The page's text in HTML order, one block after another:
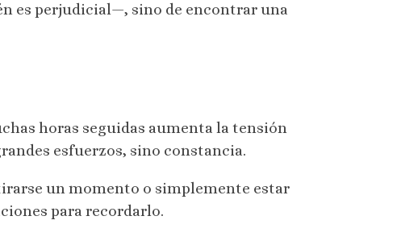
es perjudicial—, sino de encontrar una
horas seguidas aumenta la tensión
esfuerzos, sino constancia.
un momento o simplemente estar
para recordarlo.